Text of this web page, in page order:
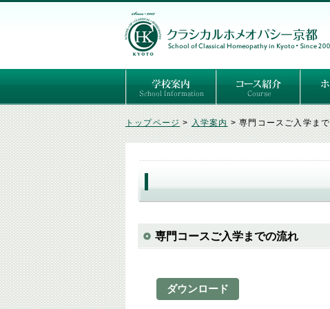
ごあいさつ
３つの基本理念
講師紹介
国際セミナー
ある日の学校生活（写真）
推薦者の声
よくあるご質問
予定表 はじめてのホメオパシー
セルフケアコース
専門コース（4年制）
専門コース（通信）
専門コース編入制度 ホメ
クラ
オル
ハー
ハー
レメ
トップページ>入学案内>専門コースご入学ま
専門コースご入学までの流れ
ダウンロード